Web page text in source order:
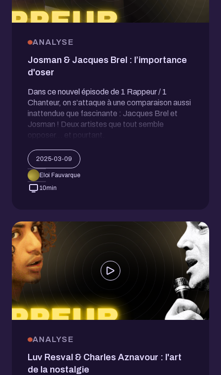
ANALYSE
Josman & Jacques Brel : l’importance
d'oser
Dans ce nouvel épisode de 1 Rappeur / 1
Chanteur, on s’attaque à une comparaison aussi
inattendue que fascinante : Jacques Brel et
Josman ! Deux artistes que tout semble
opposer… et pourtant.
2025-03-09
Eloi Fauvarque
10min
ANALYSE
Luv Resval & Charles Aznavour : l'art
de la nostalgie